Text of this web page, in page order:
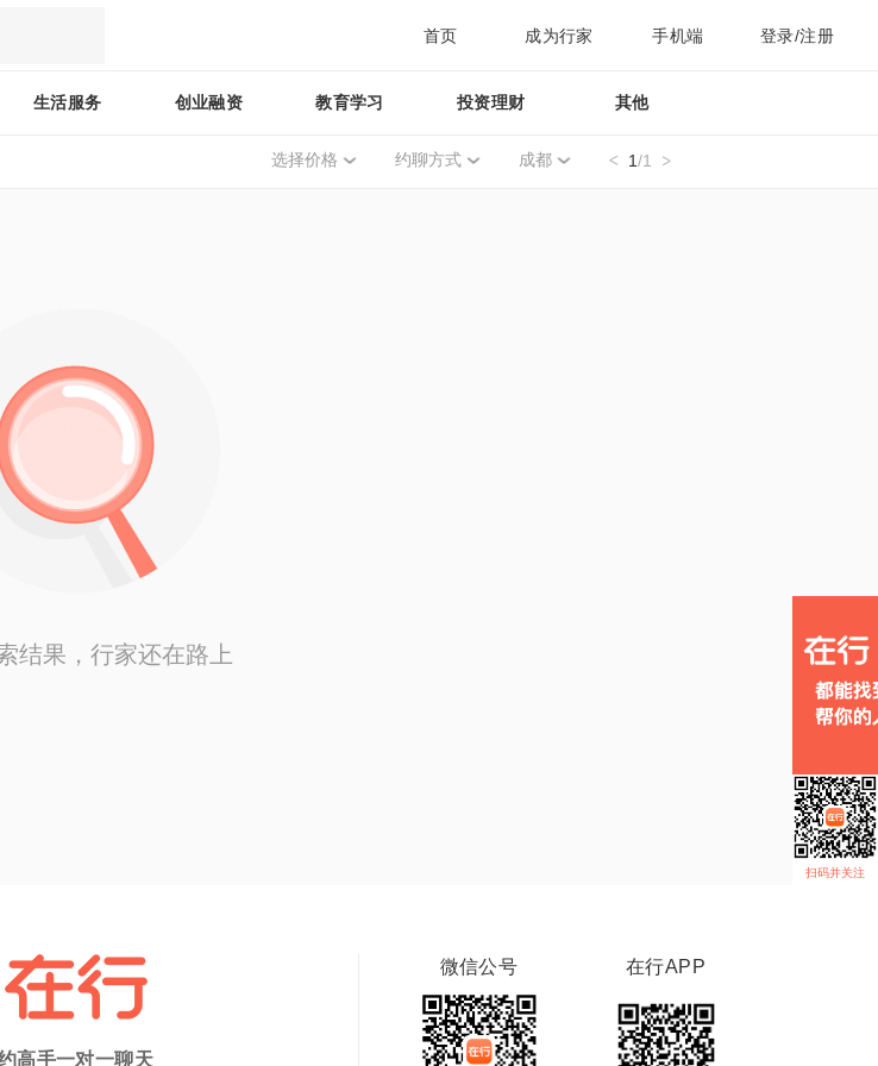
首页 成为行家 手机端 登录/注册
生活服务 创业融资 教育学习 投资理财 其他
选择价格 约聊方式 成都 1/1
结果，行家还在路上
扫码并关注
高手一对一聊天
微信公号 在行APP